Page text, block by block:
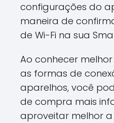
configurações do
maneira de
de Wi-Fi na sua
Ao conhecer
as formas de
aparelhos, você
de compra mais
aproveitar melhor